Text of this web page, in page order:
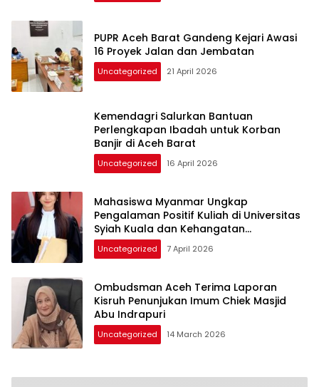
PUPR Aceh Barat Gandeng Kejari Awasi
16 Proyek Jalan dan Jembatan
Uncategorized 21 April 2026
Kemendagri Salurkan Bantuan
Perlengkapan Ibadah untuk Korban
Banjir di Aceh Barat
Uncategorized 16 April 2026
Mahasiswa Myanmar Ungkap
Pengalaman Positif Kuliah di Universitas
Syiah Kuala dan Kehangatan
Masyarakat Aceh
Uncategorized 7 April 2026
Ombudsman Aceh Terima Laporan
Kisruh Penunjukan Imum Chiek Masjid
Abu Indrapuri
Uncategorized 14 March 2026